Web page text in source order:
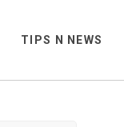
TIPS N NEWS